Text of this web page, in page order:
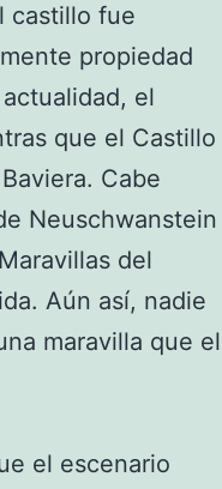
castillo fue
propiedad
el
que el Castillo
Cabe
Neuschwanstein
del
Aún así, nadie
maravilla que el
el escenario